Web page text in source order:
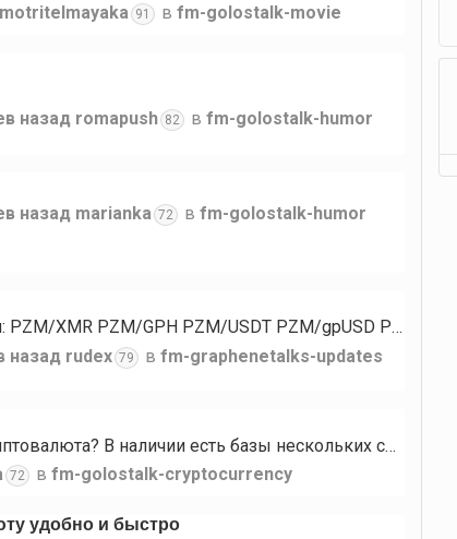
91 в fm-golostalk-movie
назад romapush 82 в fm-golostalk-humor
назад marianka 72 в fm-golostalk-humor
Для токена PZM стали доступны следующие рынки: PZM/XMR PZM/GPH PZM/USDT PZM/gpUSD PZM/gpEUR…
назад rudex 79 в fm-graphenetalks-updates
Кому нужны разные базы сообществ, чатов, каналов на тематику Криптовалюта? В наличии есть базы нескольких социальных…
72 в fm-golostalk-cryptocurrency
удобно и быстро